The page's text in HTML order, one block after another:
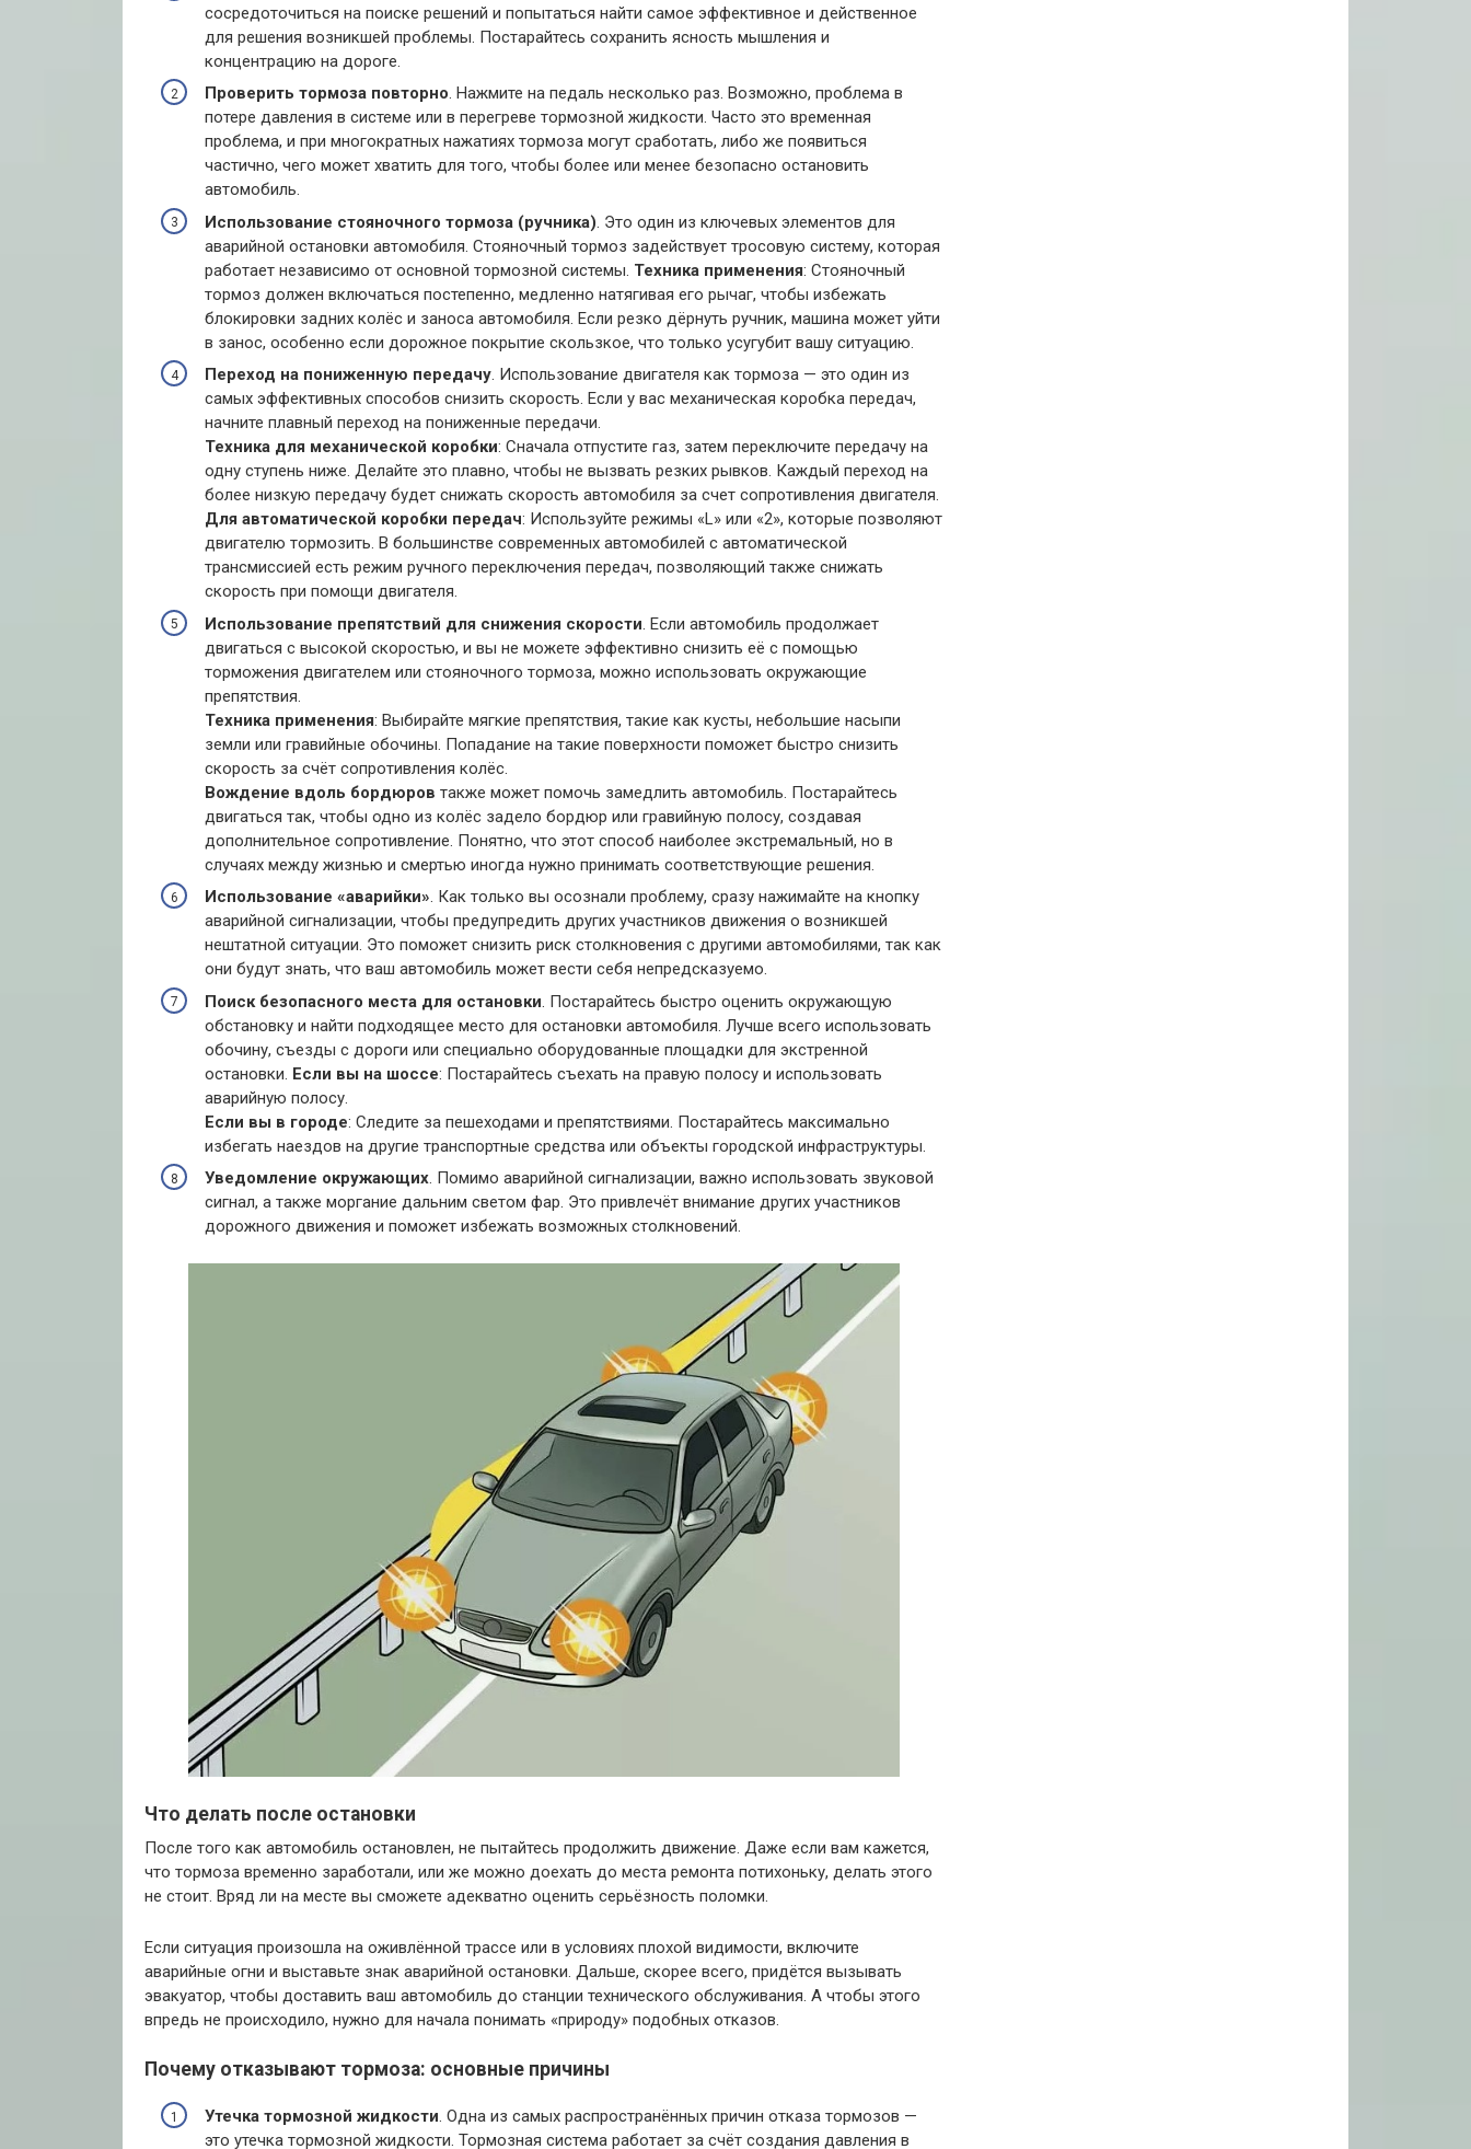
сосредоточиться на поиске решений и попытаться найти самое эффективное и действенное
для решения возникшей проблемы. Постарайтесь сохранить ясность мышления и
концентрацию на дороге.
Проверить тормоза повторно. Нажмите на педаль несколько раз. Возможно, проблема в
потере давления в системе или в перегреве тормозной жидкости. Часто это временная
проблема, и при многократных нажатиях тормоза могут сработать, либо же появиться
частично, чего может хватить для того, чтобы более или менее безопасно остановить
автомобиль.
Использование стояночного тормоза (ручника). Это один из ключевых элементов для
аварийной остановки автомобиля. Стояночный тормоз задействует тросовую систему, которая
работает независимо от основной тормозной системы. Техника применения: Стояночный
тормоз должен включаться постепенно, медленно натягивая его рычаг, чтобы избежать
блокировки задних колёс и заноса автомобиля. Если резко дёрнуть ручник, машина может уйти
в занос, особенно если дорожное покрытие скользкое, что только усугубит вашу ситуацию.
Переход на пониженную передачу. Использование двигателя как тормоза — это один из
самых эффективных способов снизить скорость. Если у вас механическая коробка передач,
начните плавный переход на пониженные передачи.
Техника для механической коробки: Сначала отпустите газ, затем переключите передачу на
одну ступень ниже. Делайте это плавно, чтобы не вызвать резких рывков. Каждый переход на
более низкую передачу будет снижать скорость автомобиля за счет сопротивления двигателя.
Для автоматической коробки передач: Используйте режимы «L» или «2», которые позволяют
двигателю тормозить. В большинстве современных автомобилей с автоматической
трансмиссией есть режим ручного переключения передач, позволяющий также снижать
скорость при помощи двигателя.
Использование препятствий для снижения скорости. Если автомобиль продолжает
двигаться с высокой скоростью, и вы не можете эффективно снизить её с помощью
торможения двигателем или стояночного тормоза, можно использовать окружающие
препятствия.
Техника применения: Выбирайте мягкие препятствия, такие как кусты, небольшие насыпи
земли или гравийные обочины. Попадание на такие поверхности поможет быстро снизить
скорость за счёт сопротивления колёс.
Вождение вдоль бордюров также может помочь замедлить автомобиль. Постарайтесь
двигаться так, чтобы одно из колёс задело бордюр или гравийную полосу, создавая
дополнительное сопротивление. Понятно, что этот способ наиболее экстремальный, но в
случаях между жизнью и смертью иногда нужно принимать соответствующие решения.
Использование «аварийки». Как только вы осознали проблему, сразу нажимайте на кнопку
аварийной сигнализации, чтобы предупредить других участников движения о возникшей
нештатной ситуации. Это поможет снизить риск столкновения с другими автомобилями, так как
они будут знать, что ваш автомобиль может вести себя непредсказуемо.
Поиск безопасного места для остановки. Постарайтесь быстро оценить окружающую
обстановку и найти подходящее место для остановки автомобиля. Лучше всего использовать
обочину, съезды с дороги или специально оборудованные площадки для экстренной
остановки. Если вы на шоссе: Постарайтесь съехать на правую полосу и использовать
аварийную полосу.
Если вы в городе: Следите за пешеходами и препятствиями. Постарайтесь максимально
избегать наездов на другие транспортные средства или объекты городской инфраструктуры.
Уведомление окружающих. Помимо аварийной сигнализации, важно использовать звуковой
сигнал, а также моргание дальним светом фар. Это привлечёт внимание других участников
дорожного движения и поможет избежать возможных столкновений.
Что делать после остановки
После того как автомобиль остановлен, не пытайтесь продолжить движение. Даже если вам кажется,
что тормоза временно заработали, или же можно доехать до места ремонта потихоньку, делать этого
не стоит. Вряд ли на месте вы сможете адекватно оценить серьёзность поломки.
Если ситуация произошла на оживлённой трассе или в условиях плохой видимости, включите
аварийные огни и выставьте знак аварийной остановки. Дальше, скорее всего, придётся вызывать
эвакуатор, чтобы доставить ваш автомобиль до станции технического обслуживания. А чтобы этого
впредь не происходило, нужно для начала понимать «природу» подобных отказов.
Почему отказывают тормоза: основные причины
Утечка тормозной жидкости. Одна из самых распространённых причин отказа тормозов —
это утечка тормозной жидкости. Тормозная система работает за счёт создания давления в